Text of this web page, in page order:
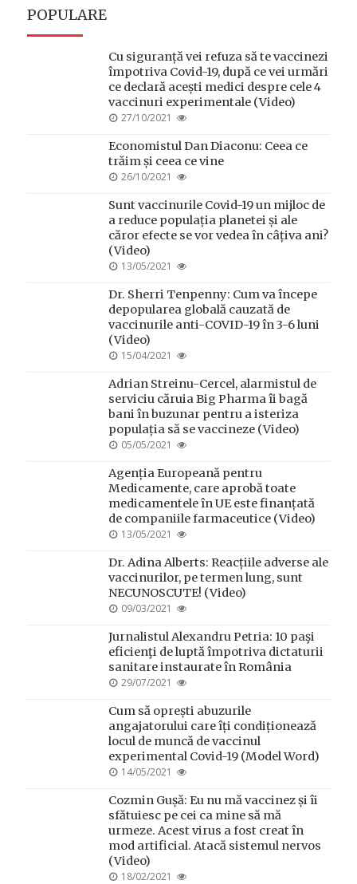
POPULARE
Cu siguranță vei refuza să te vaccinezi
împotriva Covid-19, după ce vei urmări
ce declară acești medici despre cele 4
vaccinuri experimentale (Video)
POSTED
27/10/2021
Economistul Dan Diaconu: Ceea ce
trăim și ceea ce vine
POSTED
26/10/2021
Sunt vaccinurile Covid-19 un mijloc de
a reduce populația planetei și ale
căror efecte se vor vedea în câțiva ani?
(Video)
POSTED
13/05/2021
Dr. Sherri Tenpenny: Cum va începe
depopularea globală cauzată de
vaccinurile anti-COVID-19 în 3-6 luni
(Video)
POSTED
15/04/2021
Adrian Streinu-Cercel, alarmistul de
serviciu căruia Big Pharma îi bagă
bani în buzunar pentru a isteriza
populația să se vaccineze (Video)
POSTED
05/05/2021
Agenția Europeană pentru
Medicamente, care aprobă toate
medicamentele în UE este finanțată
de companiile farmaceutice (Video)
POSTED
13/05/2021
Dr. Adina Alberts: Reacțiile adverse ale
vaccinurilor, pe termen lung, sunt
NECUNOSCUTE! (Video)
POSTED
09/03/2021
Jurnalistul Alexandru Petria: 10 paşi
eficienţi de luptă împotriva dictaturii
sanitare instaurate în România
POSTED
29/07/2021
Cum să oprești abuzurile
angajatorului care îți condiționează
locul de muncă de vaccinul
experimental Covid-19 (Model Word)
POSTED
14/05/2021
Cozmin Gușă: Eu nu mă vaccinez și îi
sfătuiesc pe cei ca mine să mă
urmeze. Acest virus a fost creat în
mod artificial. Atacă sistemul nervos
(Video)
POSTED
18/02/2021